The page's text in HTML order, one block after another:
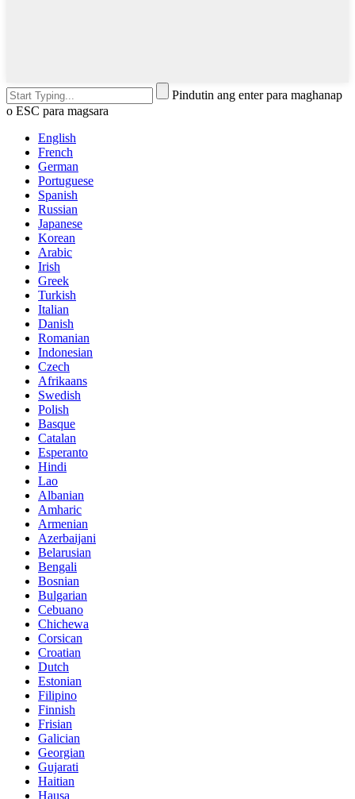
Pindutin ang enter para maghanap
o ESC para magsara
English
French
German
Portuguese
Spanish
Russian
Japanese
Korean
Arabic
Irish
Greek
Turkish
Italian
Danish
Romanian
Indonesian
Czech
Afrikaans
Swedish
Polish
Basque
Catalan
Esperanto
Hindi
Lao
Albanian
Amharic
Armenian
Azerbaijani
Belarusian
Bengali
Bosnian
Bulgarian
Cebuano
Chichewa
Corsican
Croatian
Dutch
Estonian
Filipino
Finnish
Frisian
Galician
Georgian
Gujarati
Haitian
Hausa